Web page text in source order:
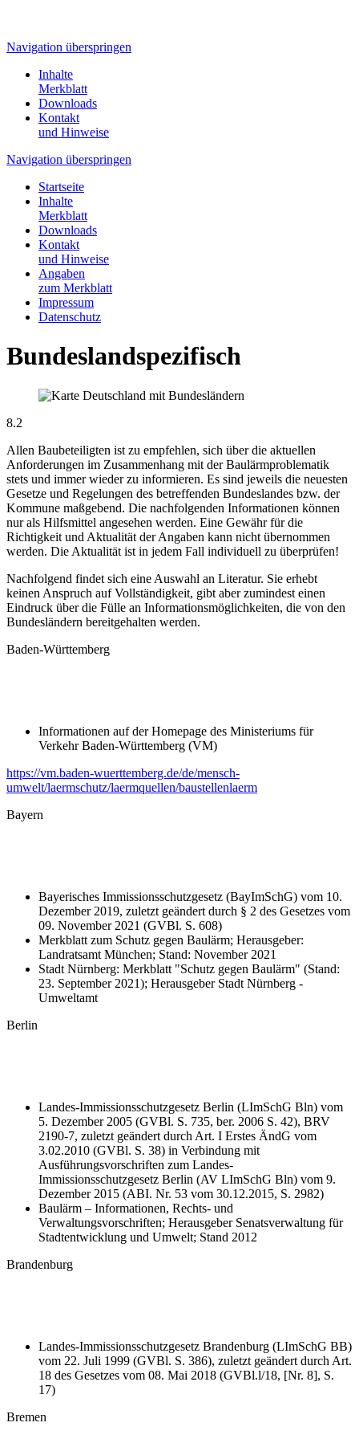
Navigation überspringen
Inhalte
Merkblatt
Downloads
Kontakt
und Hinweise
Navigation überspringen
Startseite
Inhalte
Merkblatt
Downloads
Kontakt
und Hinweise
Angaben
zum Merkblatt
Impressum
Datenschutz
Bundeslandspezifisch
8.2
Allen Baubeteiligten ist zu empfehlen, sich über die aktuellen
Anforderungen im Zusammenhang mit der Baulärmproblematik
stets und immer wieder zu informieren. Es sind jeweils die neuesten
Gesetze und Regelungen des betreffenden Bundeslandes bzw. der
Kommune maßgebend. Die nachfolgenden Informationen können
nur als Hilfsmittel angesehen werden. Eine Gewähr für die
Richtigkeit und Aktualität der Angaben kann nicht übernommen
werden. Die Aktualität ist in jedem Fall individuell zu überprüfen!
Nachfolgend findet sich eine Auswahl an Literatur. Sie erhebt
keinen Anspruch auf Vollständigkeit, gibt aber zumindest einen
Eindruck über die Fülle an Informationsmöglichkeiten, die von den
Bundesländern bereitgehalten werden.
Baden-Württemberg
Informationen auf der Homepage des Ministeriums für
Verkehr Baden-Württemberg (VM)
https://vm.baden-wuerttemberg.de/de/mensch-
umwelt/laermschutz/laermquellen/baustellenlaerm
Bayern
Bayerisches Immissionsschutzgesetz (BayImSchG) vom 10.
Dezember 2019, zuletzt geändert durch § 2 des Gesetzes vom
09. November 2021 (GVBl. S. 608)
Merkblatt zum Schutz gegen Baulärm; Herausgeber:
Landratsamt München; Stand: November 2021
Stadt Nürnberg: Merkblatt "Schutz gegen Baulärm" (Stand:
23. September 2021); Herausgeber Stadt Nürnberg -
Umweltamt
Berlin
Landes-Immissionsschutzgesetz Berlin (LImSchG Bln) vom
5. Dezember 2005 (GVBl. S. 735, ber. 2006 S. 42), BRV
2190-7, zuletzt geändert durch Art. I Erstes ÄndG vom
3.02.2010 (GVBl. S. 38) in Verbindung mit
Ausführungsvorschriften zum Landes-
Immissionsschutzgesetz Berlin (AV LImSchG Bln) vom 9.
Dezember 2015 (ABI. Nr. 53 vom 30.12.2015, S. 2982)
Baulärm – Informationen, Rechts- und
Verwaltungsvorschriften; Herausgeber Senatsverwaltung für
Stadtentwicklung und Umwelt; Stand 2012
Brandenburg
Landes-Immissionsschutzgesetz Brandenburg (LImSchG BB)
vom 22. Juli 1999 (GVBl. S. 386), zuletzt geändert durch Art.
18 des Gesetzes vom 08. Mai 2018 (GVBl.l/18, [Nr. 8], S.
17)
Bremen